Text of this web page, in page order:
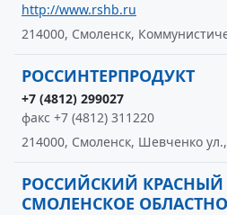
http://www.rshb.ru
214000, Смоленск,
РОССИНТЕРПРОДУКТ
+7 (4812) 299027
факс +7 (4812) 311220
214000, Смоленск, Шевченко
РОССИЙСКИЙ КРАСНЫЙ
СМОЛЕНСКОЕ